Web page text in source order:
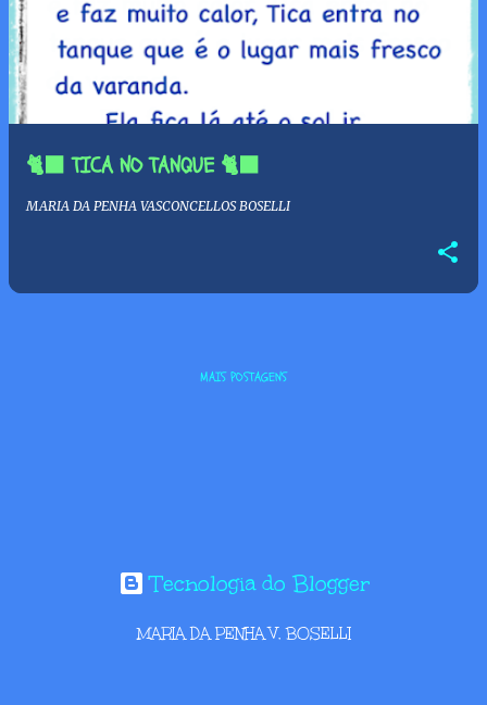
🐈‍⬛ TICA NO TANQUE 🐈‍⬛
MARIA DA PENHA VASCONCELLOS BOSELLI
MAIS POSTAGENS
Tecnologia do Blogger
MARIA DA PENHA V. BOSELLI